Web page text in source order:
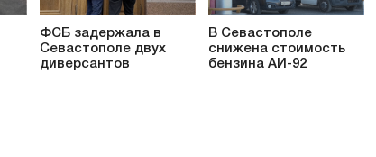
ФСБ задержала в
Севастополе двух
диверсантов
В Севастополе
снижена стоимость
бензина АИ-92